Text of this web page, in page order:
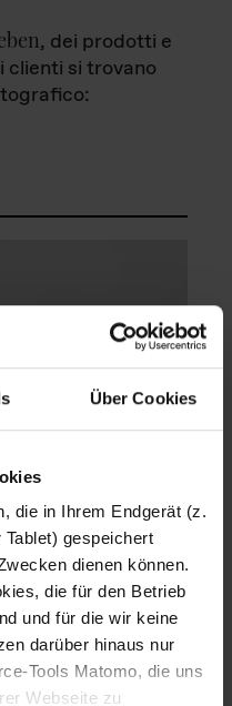
Über Cookies
die in Ihrem Endgerät (z.
gespeichert
dienen können.
die für den Betrieb
und für die wir keine
darüber hinaus nur
Tools Matomo, die uns
Webseite zu
, dei prodotti e
si trovano
Lorenz